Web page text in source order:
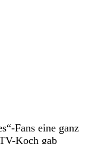
Fans eine ganz
Koch gab